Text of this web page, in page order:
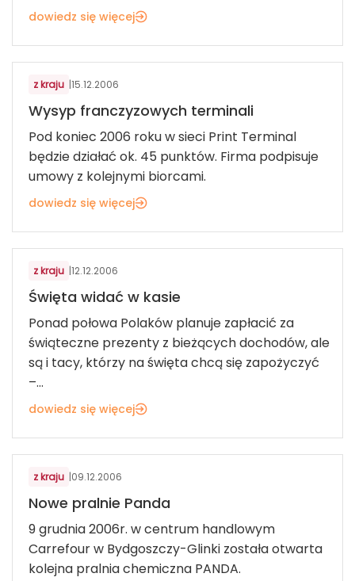
dowiedz się więcej
USŁUGI DLA KONSUMENTÓW
z kraju |15.12.2006
Wysyp franczyzowych terminali
Pod koniec 2006 roku w sieci Print Terminal
będzie działać ok. 45 punktów. Firma podpisuje
umowy z kolejnymi biorcami.
dowiedz się więcej
USŁUGI DLA KONSUMENTÓW
z kraju |12.12.2006
Święta widać w kasie
Ponad połowa Polaków planuje zapłacić za
świąteczne prezenty z bieżących dochodów, ale
są i tacy, którzy na święta chcą się zapożyczyć
–...
dowiedz się więcej
USŁUGI DLA KONSUMENTÓW
z kraju |09.12.2006
Nowe pralnie Panda
9 grudnia 2006r. w centrum handlowym
Carrefour w Bydgoszczy-Glinki została otwarta
kolejna pralnia chemiczna PANDA.